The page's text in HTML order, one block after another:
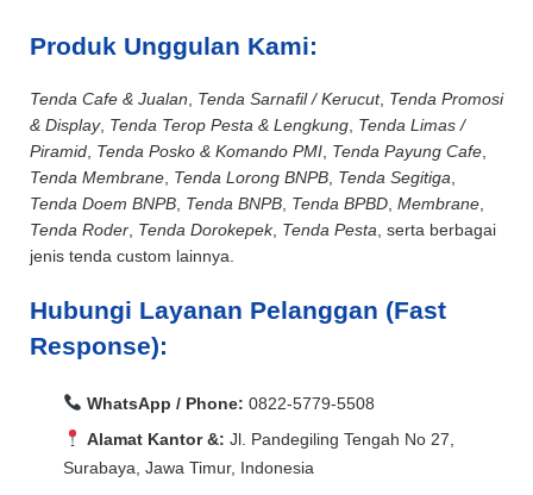
Produk Unggulan Kami:
Tenda Cafe & Jualan Tenda Sarnafil / Kerucut, Tenda Promosi
& Display, Tenda Terop Pesta & Lengkung Tenda Limas /
Piramid Tenda Posko & Komando PMI Tenda Payung Cafe
Tenda Membrane Tenda Lorong BNPB Tenda Segitiga
Tenda Doem BNPB Tenda BNPB Tenda BPBD Membrane
Tenda Roder Tenda Dorokepek, Tenda Pesta , serta berbagai
jenis tenda custom lainnya.
Hubungi Layanan Pelanggan (Fast
Response):
WhatsApp / Phone: 0822-5779-5508
Alamat Kantor &: Jl. Pandegiling Tengah No 27,
Surabaya, Jawa Timur, Indonesia